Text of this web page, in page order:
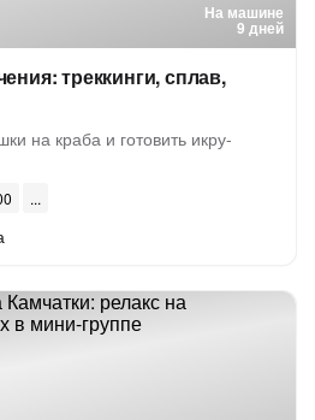
На машине
9 дней
треккинги, сплав,
на краба и готовить икру-